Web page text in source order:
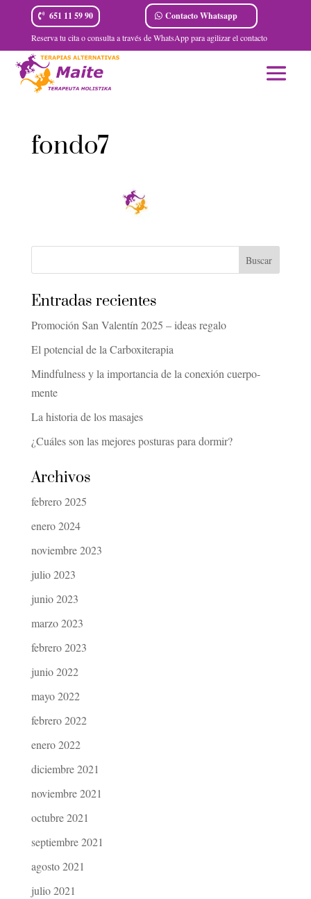
651 11 59 90 Contacto Whatsapp
Reserva tu cita o consulta a través de WhatsApp para agilizar el contacto
fondo7
Entradas recientes
Promoción San Valentín 2025 – ideas regalo
El potencial de la Carboxiterapia
Mindfulness y la importancia de la conexión cuerpo-
mente
La historia de los masajes
¿Cuáles son las mejores posturas para dormir?
Archivos
febrero 2025
enero 2024
noviembre 2023
julio 2023
junio 2023
marzo 2023
febrero 2023
junio 2022
mayo 2022
febrero 2022
enero 2022
diciembre 2021
noviembre 2021
octubre 2021
septiembre 2021
agosto 2021
julio 2021